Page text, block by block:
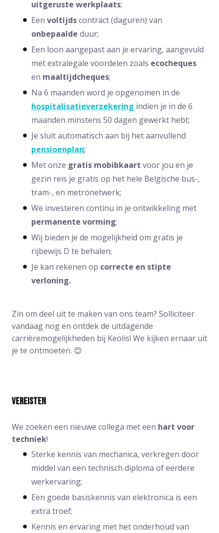
uitgeruste werkplaats;
Een voltijdscontract (daguren) van
onbepaalde duur;
Een loon aangepast aan je ervaring, aangevuld
met extralegale voordelen zoals ecocheques
en maaltijdcheques;
Na 6 maanden word je opgenomen in de
hospitalisatieverzekering indien je in de 6
maanden minstens 50 dagen gewerkt hebt;
Je sluit automatisch aan bij het aanvullend
pensioenplan;
Met onze gratis mobibkaart voor jou en je
gezin reis je gratis op het hele Belgische bus-,
tram-, en metronetwerk;
We investeren continu in je ontwikkeling met
permanente vorming;
Wij bieden je de mogelijkheid om gratis je
rijbewijs D te behalen;
Je kan rekenen op correcte en stipte
verloning.
Zin om deel uit te maken van ons team? Solliciteer
vandaag nog en ontdek de uitdagende
carrièremogelijkheden bij Keolis! We kijken ernaar uit
je te ontmoeten. 😊
Vereisten
We zoeken een nieuwe collega met een hart voor
techniek!
Sterke kennis van mechanica, verkregen door
middel van een technisch diploma of eerdere
werkervaring;
Een goede basiskennis van elektronica is een
extra troef;
Kennis en ervaring met het onderhoud van